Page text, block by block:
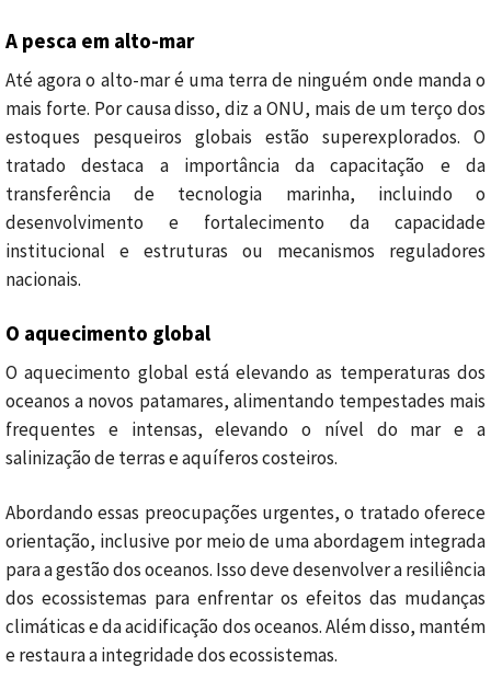
A pesca em alto-mar
Até agora o alto-mar é uma terra de ninguém onde manda o
mais forte. Por causa disso, diz a ONU, mais de um terço dos
estoques pesqueiros globais estão superexplorados. O
tratado destaca a importância da capacitação e da
transferência de tecnologia marinha, incluindo o
desenvolvimento e fortalecimento da capacidade
institucional e estruturas ou mecanismos reguladores
nacionais.
O aquecimento global
O aquecimento global está elevando as temperaturas dos
oceanos a novos patamares, alimentando tempestades mais
frequentes e intensas, elevando o nível do mar e a
salinização de terras e aquíferos costeiros.
Abordando essas preocupações urgentes, o tratado oferece
orientação, inclusive por meio de uma abordagem integrada
para a gestão dos oceanos. Isso deve desenvolver a resiliência
dos ecossistemas para enfrentar os efeitos das mudanças
climáticas e da acidificação dos oceanos. Além disso, mantém
e restaura a integridade dos ecossistemas.